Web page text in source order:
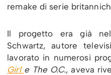
remake di serie
Il progetto era già
Schwartz, autore
lavorato in numerosi
Girl e The O.C., aveva